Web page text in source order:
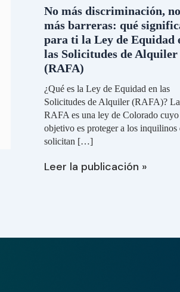
No más discriminación, no
más barreras: qué
para ti la Ley de Equidad
las Solicitudes de Alquiler
(RAFA)
¿Qué es la Ley de Equidad en las
Solicitudes de Alquiler (RAFA)? La
RAFA es una ley de Colorado cuyo
objetivo es proteger a los inquilinos
solicitan […]
de
Equidad
en
las
Solicitudes
de
Alquiler
(RAFA)
Leer la publicación »